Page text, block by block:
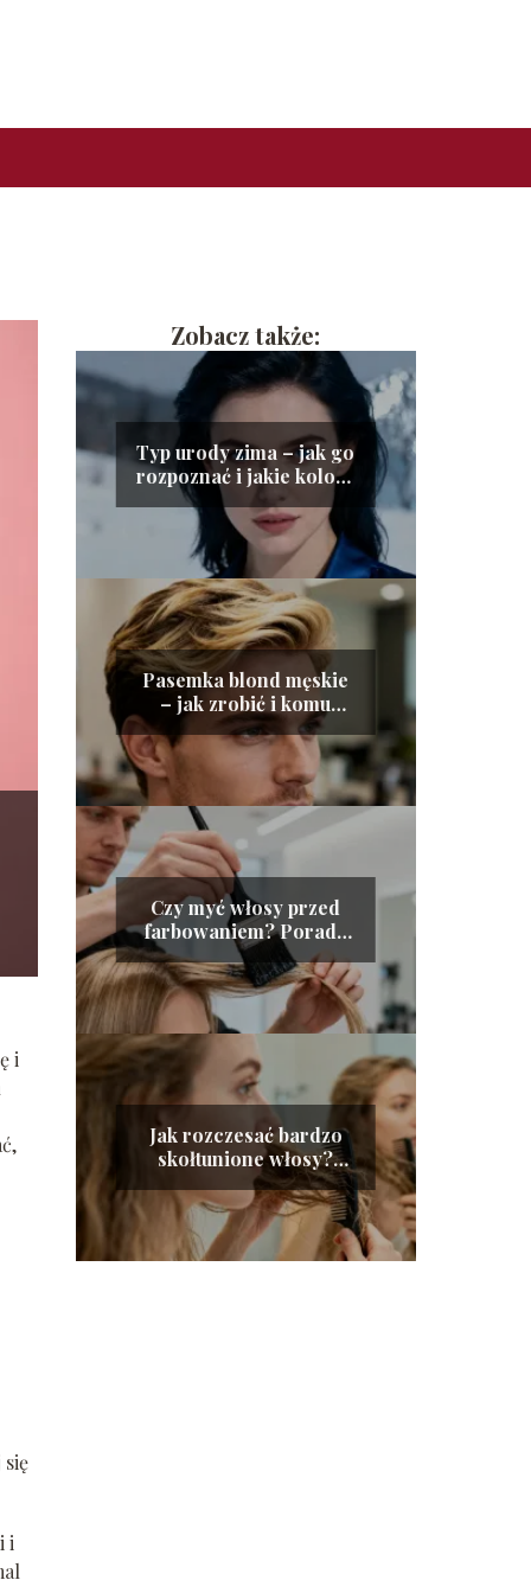
i
i
Zobacz także:
Typ urody zima – jak go
rozpoznać i jakie kolory
wybierać?
Pasemka blond męskie
– jak zrobić i komu
pasują?
Czy myć włosy przed
farbowaniem? Porady
ekspertów
Jak rozczesać bardzo
skołtunione włosy?
Sprawdzone sposoby